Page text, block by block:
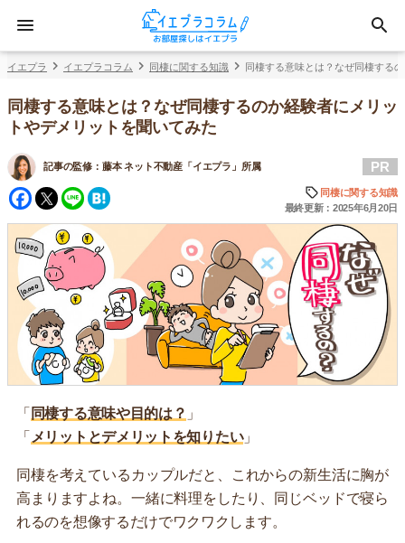
イエプラ イエプラコラム 同棲に関する知識 同棲する意味とは？なぜ同棲する
同棲する意味とは？なぜ同棲するのか経験者にメリッ
トやデメリットを聞いてみた
記事の監修： 藤本 ネット不動産「イエプラ」所属
Facebook
Twitter
Line
PR
同棲に関する知識
最終更新：2025年6月20日
「 同棲する意味や目的は？ 」
「 メリットとデメリットを知りたい」
同棲を考えているカップルだと、これからの新生活に胸が
高まりますよね。一緒に料理をしたり、同じベッドで寝ら
れるのを想像するだけでワクワクします。